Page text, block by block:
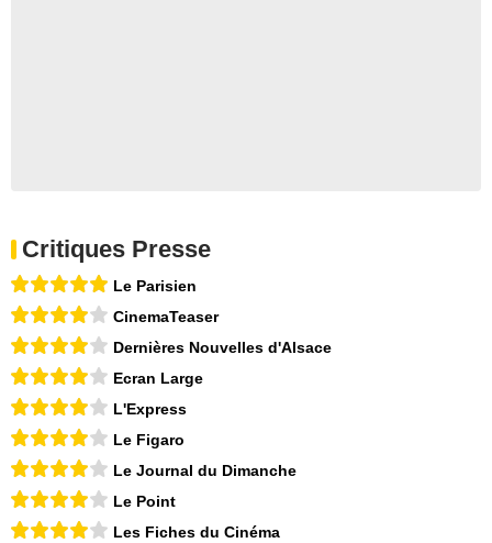
Critiques Presse
Le Parisien
CinemaTeaser
Dernières Nouvelles d'Alsace
Ecran Large
L'Express
Le Figaro
Le Journal du Dimanche
Le Point
Les Fiches du Cinéma